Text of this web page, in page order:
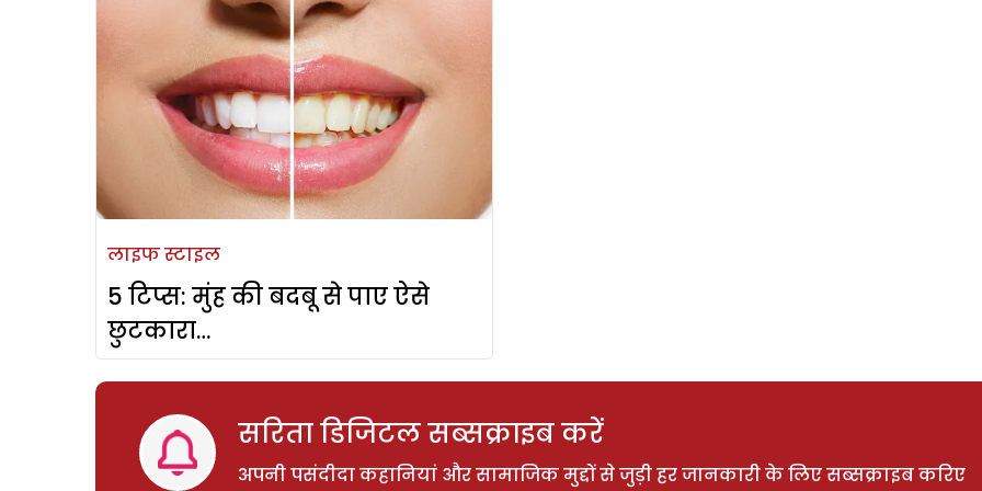
लाइफ स्टाइल
5 टिप्स: मुंह की बदबू से पाए ऐसे
छुटकारा…
सरिता डिजिटल सब्सक्राइब करें
अपनी पसंदीदा कहानियां और सामाजिक मुद्दों से जुड़ी हर जानकारी के लिए सब्सक्राइब करिए